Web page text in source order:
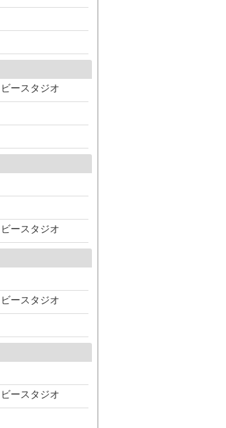
ースタジオ
ースタジオ
ースタジオ
ースタジオ